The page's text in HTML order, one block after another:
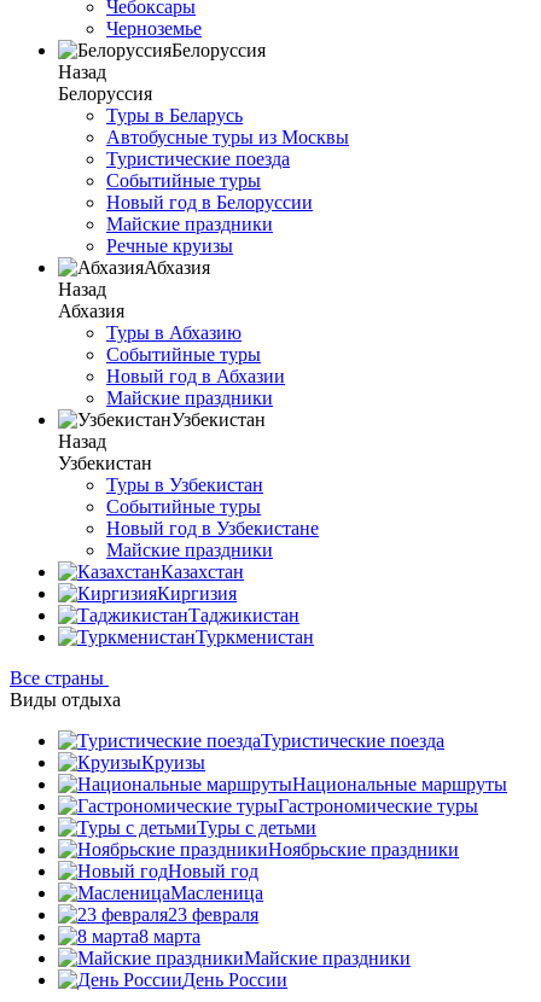
Чебоксары
Черноземье
Белоруссия
Назад
Белоруссия
Туры в Беларусь
Автобусные туры из Москвы
Туристические поезда
Событийные туры
Новый год в Белоруссии
Майские праздники
Речные круизы
Абхазия
Назад
Абхазия
Туры в Абхазию
Событийные туры
Новый год в Абхазии
Майские праздники
Узбекистан
Назад
Узбекистан
Туры в Узбекистан
Событийные туры
Новый год в Узбекистане
Майские праздники
Казахстан
Киргизия
Таджикистан
Туркменистан
Все страны
Виды отдыха
Туристические поезда
Круизы
Национальные маршруты
Гастрономические туры
Туры с детьми
Ноябрьские праздники
Новый год
Масленица
23 февраля
8 марта
Майские праздники
День России